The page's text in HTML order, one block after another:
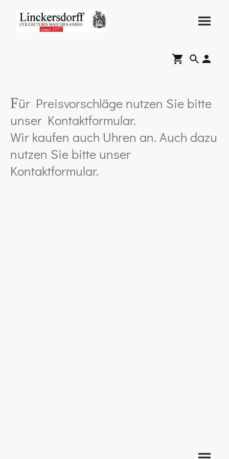
Für Preisvorschläge nutzen Sie bitte
unser Kontaktformular.
Wir kaufen auch Uhren an. Auch dazu
nutzen Sie bitte unser
Kontaktformular.